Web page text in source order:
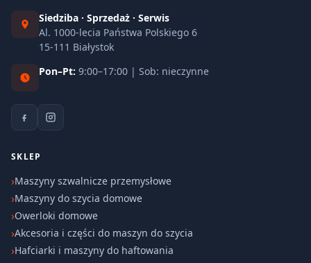
Siedziba · Sprzedaż · Serwis
Al. 1000-lecia Państwa Polskiego 6
15-111 Białystok
Pon–Pt: 9:00–17:00 | Sob: nieczynne
SKLEP
Maszyny szwalnicze przemysłowe
Maszyny do szycia domowe
Owerloki domowe
Akcesoria i części do maszyn do szycia
Hafciarki i maszyny do haftowania